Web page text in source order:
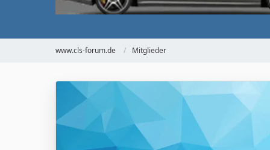
www.cls-forum.de Mitglieder